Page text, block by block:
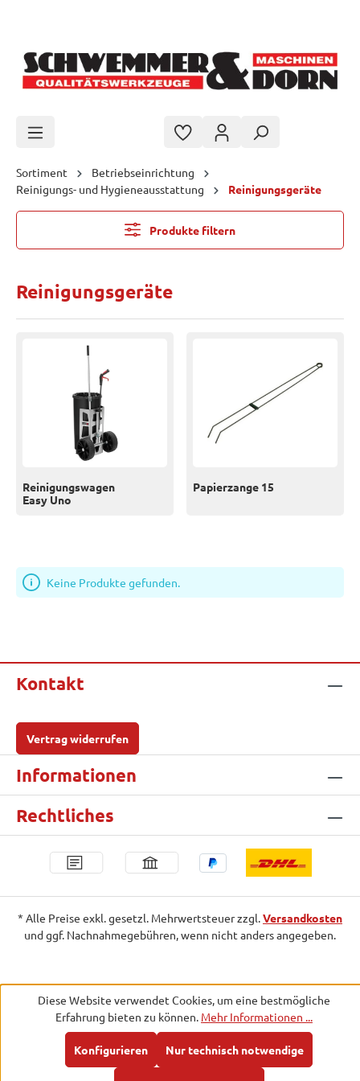
Sortiment
Betriebseinrichtung
Reinigungs- und Hygieneausstattung
Reinigungsgeräte
Produkte filtern
Reinigungsgeräte
Reinigungswagen
Easy Uno
Papierzange 15
Keine Produkte gefunden.
Kontakt
Vertrag widerrufen
Informationen
Rechtliches
* Alle Preise exkl. gesetzl. Mehrwertsteuer zzgl.Versandkosten
und ggf. Nachnahmegebühren, wenn nicht anders angegeben.
Diese Website verwendet Cookies, um eine bestmögliche
Erfahrung bieten zu können. Mehr Informationen ...
Nur technisch notwendige
Konfigurieren